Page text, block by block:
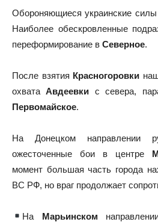
Обороняющиеся украинские
Наиболее обескровленные
переформирование в Северное.
После взятия Красногоровки
охватаАвдеевки с севера,
Первомайское.
На Донецком направлении
ожесточенные бои в центре
момент большая часть города
ВС РФ, но враг продолжает
На Марьинском